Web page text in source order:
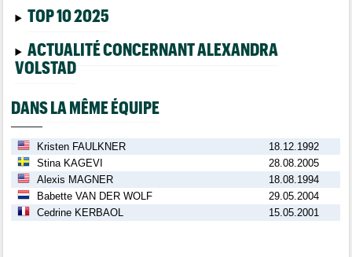
TOP 10 2025
ACTUALITÉ CONCERNANT ALEXANDRA
VOLSTAD
DANS LA MÊME ÉQUIPE
Kristen FAULKNER
18.12.1992
Stina KAGEVI
28.08.2005
Alexis MAGNER
18.08.1994
Babette VAN DER WOLF
29.05.2004
Cedrine KERBAOL
15.05.2001